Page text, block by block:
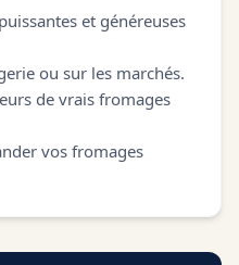
et généreuses
ou sur les marchés.
de vrais fromages
vos fromages